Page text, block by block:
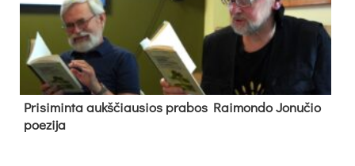
Pri­si­min­ta aukš­čiau­sios pra­bos Rai­mon­do Jo­nu­čio
poe­zi­ja